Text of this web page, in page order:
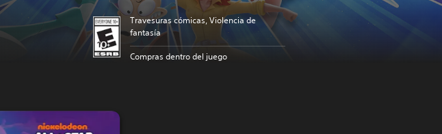
Travesuras cómicas, Violencia de
fantasía
Compras dentro del juego